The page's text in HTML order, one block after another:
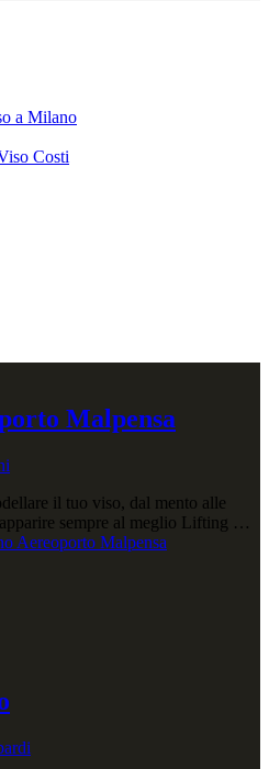
a Milano
Costi
Malpensa
il tuo viso, dal mento alle
sempre al meglio Lifting …
Aereoporto Malpensa